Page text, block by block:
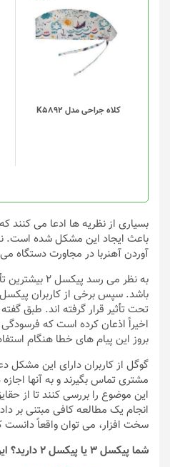
کلاه جراحی مدل K5892
بسیاری از نظریه ها ادعا می کنند
باعث ایجاد این مشکل شده است.
آوردن آهنربا در مجاورت دستگاه
به نظر می رسد
اخیراً اذعان کرده است که
بروز این پیام های خطا هنگام
گوگل از کاربران دارای این مشکل
مشتری تماس بگیرند و به آنها
این موضوع را بررسی کنند تا از
انجام یک مطالعه کافی مبتنی بر
سخت افزار، می توان واقعاً
شما پیکسل ۳ یا پیکسل ۲ دارید؟ این مشکل را تجربه کردید؟